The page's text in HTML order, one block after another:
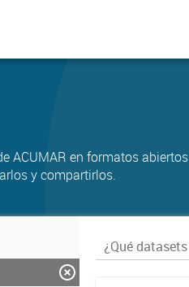
ACUMAR en formatos abiertos
y compartirlos.